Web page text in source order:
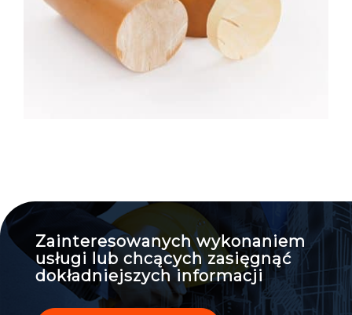
Zainteresowanych wykonaniem
usługi lub chcących zasięgnąć
dokładniejszych informacji